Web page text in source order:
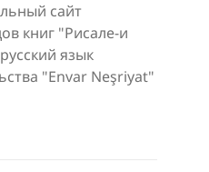
сайт
книг "Рисале-и
язык
"Envar Neşriyat"